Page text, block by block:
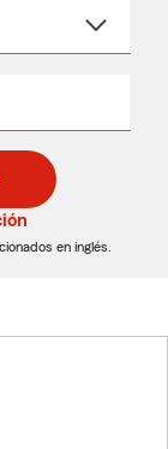
en inglés.